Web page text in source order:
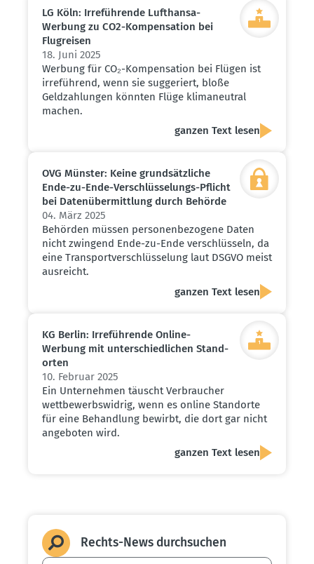
LG Köln: Irrefüh­rende Lufthansa-
Werbung zu CO2-Kompen­sation bei
Flugreisen
18. Juni 2025
Werbung für CO₂-Kompensation bei Flügen ist
irreführend, wenn sie suggeriert, bloße
Geldzahlungen könnten Flüge klimaneutral
machen.
ganzen Text lesen
OVG Münster: Keine grund­sätz­liche
Ende-zu-Ende-Verschlüs­se­lungs-Pflicht
bei Daten­über­mittlung durch Behörde
04. März 2025
Behörden müssen personenbezogene Daten
nicht zwingend Ende-zu-Ende verschlüsseln, da
eine Transportverschlüsselung laut DSGVO meist
ausreicht.
ganzen Text lesen
KG Berlin: Irrefüh­rende Online-
Werbung mit unter­schied­lichen Stand­
orten
10. Februar 2025
Ein Unternehmen täuscht Verbraucher
wettbewerbswidrig, wenn es online Standorte
für eine Behandlung bewirbt, die dort gar nicht
angeboten wird.
ganzen Text lesen
Rechts-News durch­suchen